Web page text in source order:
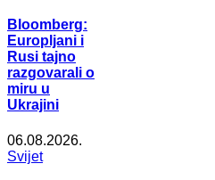
Bloomberg:
Europljani i
Rusi tajno
razgovarali o
miru u
Ukrajini
06.08.2026.
Svijet